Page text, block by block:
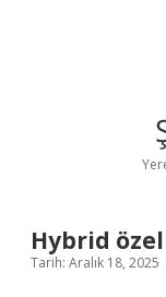
Hybrid
Tarih: Aralık 18, 2025